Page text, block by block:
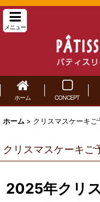
メニュー
ホーム CONCEPT
ホーム > クリスマスケーキご
クリスマスケーキご
2025年クリ